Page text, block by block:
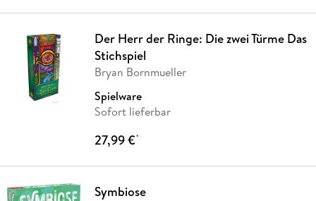
Der Herr der Ringe: Die zwei Türme Das
Stichspiel
Bryan Bornmueller
Spielware
Sofort lieferbar
27,99 €*
Symbiose